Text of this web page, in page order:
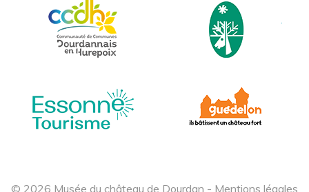
© 2026 Musée du château de Dourdan - Mentions légales